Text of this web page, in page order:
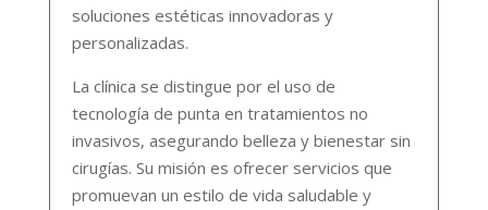
soluciones estéticas innovadoras y
personalizadas.
La clínica se distingue por el uso de
tecnología de punta en tratamientos no
invasivos, asegurando belleza y bienestar sin
cirugías. Su misión es ofrecer servicios que
promuevan un estilo de vida saludable y